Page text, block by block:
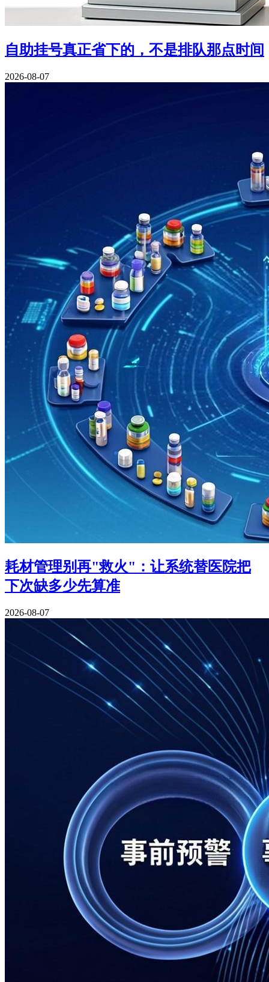
自助挂号真正省下的，不是排队那点时间
2026-08-07
耗材管理别再"救火"：让系统替医院把
下次缺多少先算准
2026-08-07